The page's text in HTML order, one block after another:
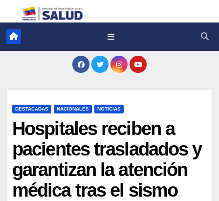
DESTACADAS NACIONALES NOTICIAS
Hospitales reciben a
pacientes trasladados y
garantizan la atención
médica tras el sismo